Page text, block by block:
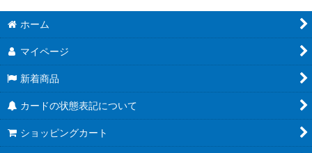
ホーム
マイページ
新着商品
カードの状態表記について
ショッピングカート